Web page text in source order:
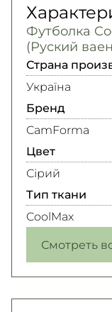
Футболка
(Руский
Страна
Україна
Бренд
CamForma
Цвет
Сірий
Тип ткани
CoolMax
Смотреть